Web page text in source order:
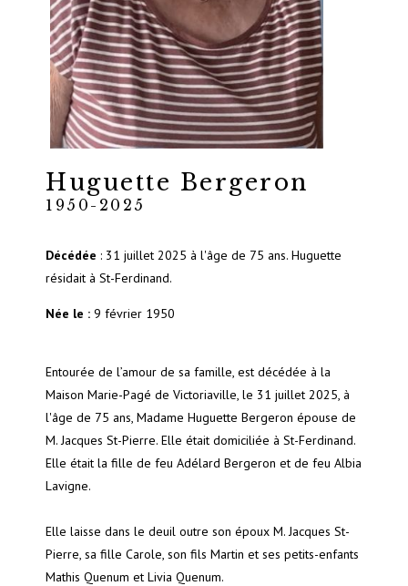
Huguette Bergeron
1950-2025
Décédée : 31 juillet 2025 à l'âge de 75 ans. Huguette
résidait à St-Ferdinand.
Née le : 9 février 1950
Entourée de l’amour de sa famille, est décédée à la
Maison Marie-Pagé de Victoriaville, le 31 juillet 2025, à
l'âge de 75 ans, Madame Huguette Bergeron épouse de
M. Jacques St-Pierre. Elle était domiciliée à St-Ferdinand.
Elle était la fille de feu Adélard Bergeron et de feu Albia
Lavigne.
Elle laisse dans le deuil outre son époux M. Jacques St-
Pierre, sa fille Carole, son fils Martin et ses petits-enfants
Mathis Quenum et Livia Quenum.